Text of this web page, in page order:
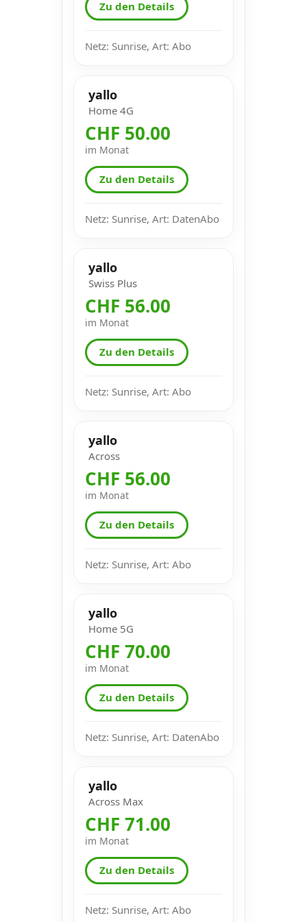
Zu den Details
Netz: Sunrise, Art: Abo
yallo
Home 4G
CHF 50.00
im Monat
Zu den Details
Netz: Sunrise, Art: DatenAbo
yallo
Swiss Plus
CHF 56.00
im Monat
Zu den Details
Netz: Sunrise, Art: Abo
yallo
Across
CHF 56.00
im Monat
Zu den Details
Netz: Sunrise, Art: Abo
yallo
Home 5G
CHF 70.00
im Monat
Zu den Details
Netz: Sunrise, Art: DatenAbo
yallo
Across Max
CHF 71.00
im Monat
Zu den Details
Netz: Sunrise, Art: Abo